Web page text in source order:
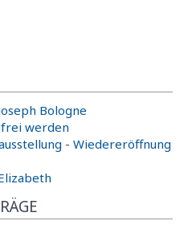
Bologne
werden
- Wiedereröffnung